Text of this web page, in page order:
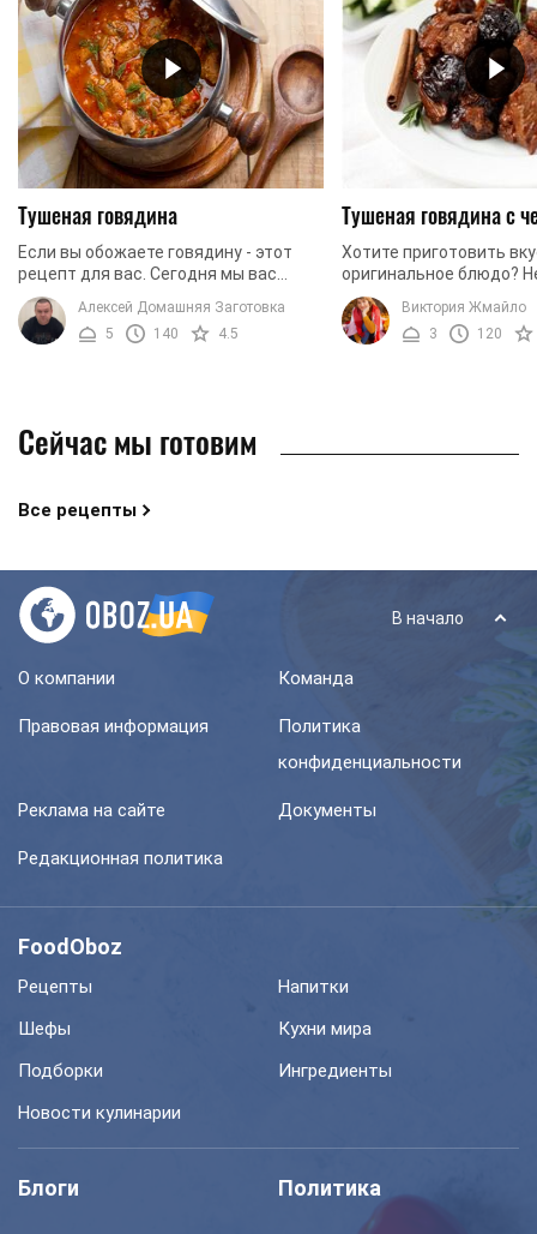
Тушеная говядина
Если вы обожаете говядину - этот
рецепт для вас. Сегодня мы вас
порадуем тушеной говядиной,
которая выйдет очень нежной,
мягкой и ароматной. Кроме ...
Алексей Домашняя Заготовка
5
140 4.5
Тушеная говядина с
Хотите приготовить
оригинальное блюдо?
поразить своих
приготовить говядину
оригинальному
Виктория Жмайло
3
120
Сейчас мы готовим
Все рецепты
В начало
О компании Команда
Правовая информация
Политика
конфиденциальности
Реклама на сайте Документы
Редакционная политика
FoodOboz
Рецепты
Напитки
Шефы
Кухни мира
Подборки
Ингредиенты
Новости кулинарии
Блоги Политика